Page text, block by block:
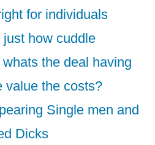
for individuals
how cuddle
the deal having
value the costs?
Single men and
Dicks